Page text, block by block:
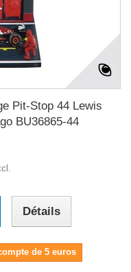
Pit-Stop 44 Lewis
BU36865-44
Détails
de 5 euros